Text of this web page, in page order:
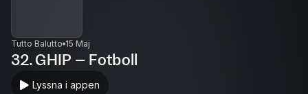
Tutto Balutto 15 Maj
32. GHIP – Fotboll
Lyssna i appen